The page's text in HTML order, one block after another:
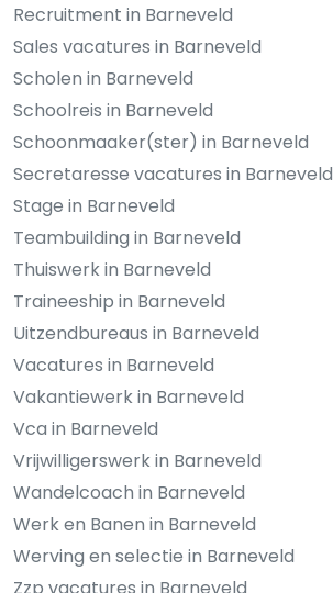
Recruitment in Barneveld
Sales vacatures in Barneveld
Scholen in Barneveld
Schoolreis in Barneveld
Schoonmaaker(ster) in Barneveld
Secretaresse vacatures in Barneveld
Stage in Barneveld
Teambuilding in Barneveld
Thuiswerk in Barneveld
Traineeship in Barneveld
Uitzendbureaus in Barneveld
Vacatures in Barneveld
Vakantiewerk in Barneveld
Vca in Barneveld
Vrijwilligerswerk in Barneveld
Wandelcoach in Barneveld
Werk en Banen in Barneveld
Werving en selectie in Barneveld
Zzp vacatures in Barneveld